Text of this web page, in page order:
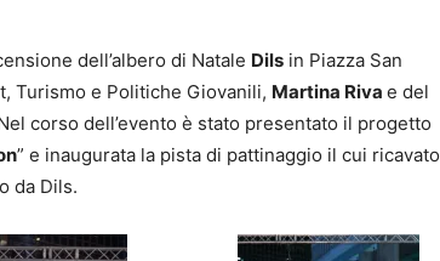
dell’albero di Natale Dils in Piazza San
Turismo e Politiche Giovanili, Martina Riva e del
corso dell’evento è stato presentato il progetto
” e inaugurata la pista di pattinaggio il cui ricavato
da Dils.